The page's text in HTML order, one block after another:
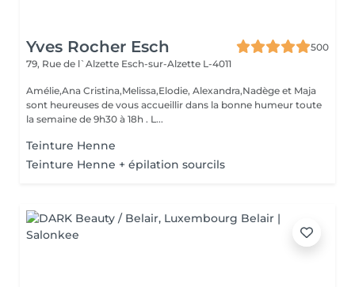
Yves Rocher Esch
500
79, Rue de l`Alzette Esch-sur-Alzette L-4011
Amélie,Ana Cristina,Melissa,Elodie, Alexandra,Nadège et Maja
sont heureuses de vous accueillir dans la bonne humeur toute
la semaine de 9h30 à 18h . L...
Teinture Henne
Teinture Henne + épilation sourcils